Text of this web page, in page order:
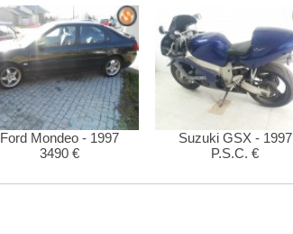
Ford Mondeo - 1997
3490 €
Suzuki GSX - 1997
P.S.C. €